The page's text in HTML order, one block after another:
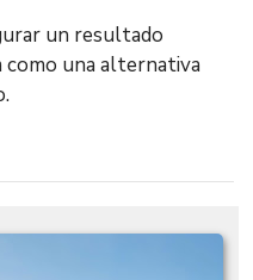
un resultado
como una alternativa